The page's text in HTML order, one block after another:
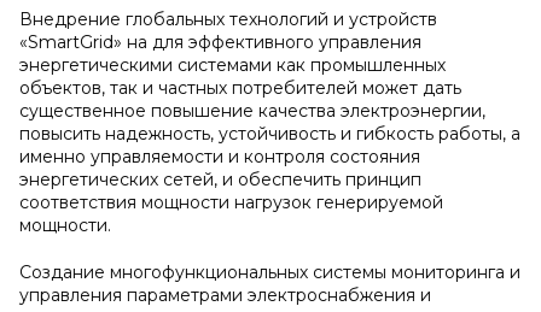
Внедрение глобальных технологий и устройств
«SmartGrid» на для эффективного управления
энергетическими системами как промышленных
объектов, так и частных потребителей может дать
существенное повышение качества электроэнергии,
повысить надежность, устойчивость и гибкость работы, а
именно управляемости и контроля состояния
энергетических сетей, и обеспечить принцип
соответствия мощности нагрузок генерируемой
мощности.
Создание многофункциональных системы мониторинга и
управления параметрами электроснабжения и